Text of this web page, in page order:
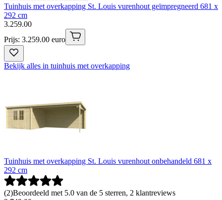
Tuinhuis met overkapping St. Louis vurenhout geïmpregneerd 681 x
292 cm
3.259.00
Prijs: 3.259.00 euro
Bekijk alles in tuinhuis met overkapping
Tuinhuis met overkapping St. Louis vurenhout onbehandeld 681 x
292 cm
(2)Beoordeeld met 5.0 van de 5 sterren, 2 klantreviews